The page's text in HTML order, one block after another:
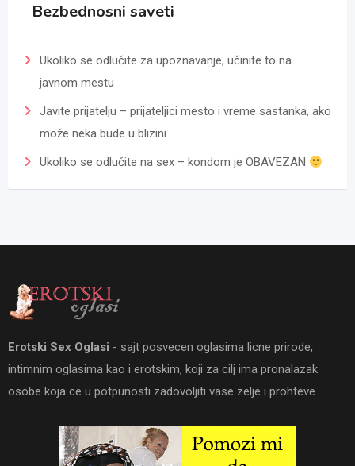
Bezbednosni saveti
Ukoliko se odlučite za upoznavanje, učinite to na
javnom mestu
Javite prijatelju – prijateljici mesto i vreme sastanka, ako
može neka bude u blizini
Ukoliko se odlučite na sex – kondom je OBAVEZAN
Erotski Sex Oglasi - sajt posvecen oglasima licne prirode,
intimnim oglasima kao i erotskim, koji za cilj ima pronalazak
osobe koja ce u potpunosti zadovoljiti vase zelje i prohteve